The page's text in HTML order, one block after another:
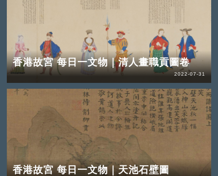
香港故宮 每日一文物｜清人畫職貢圖卷
2022-07-31
香港故宮 每日一文物｜天池石壁圖